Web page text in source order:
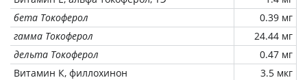
бета Токоферол
0.39 мг
гамма Токоферол
24.44 мг
дельта Токоферол
0.47 мг
Витамин К, филлохинон
3.5 мкг